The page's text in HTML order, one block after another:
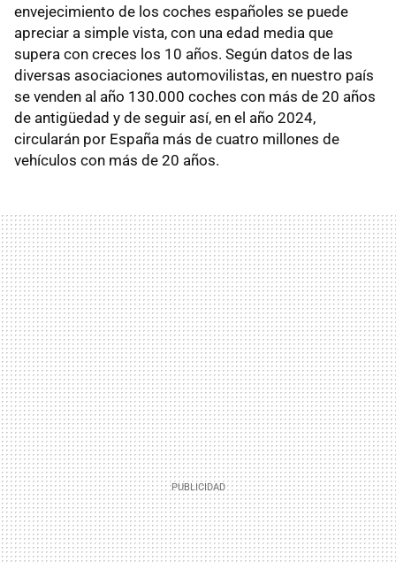
envejecimiento de los coches españoles se puede
apreciar a simple vista, con una edad media que
supera con creces los 10 años. Según datos de las
diversas asociaciones automovilistas, en nuestro país
se venden al año 130.000 coches con más de 20 años
de antigüedad y de seguir así, en el año 2024,
circularán por España más de cuatro millones de
vehículos con más de 20 años.